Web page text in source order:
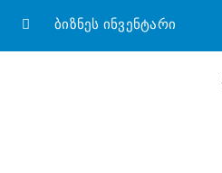
ᲑᲘᲖᲜᲔᲡ ᲘᲜᲕᲔᲜᲢᲐᲠᲘ